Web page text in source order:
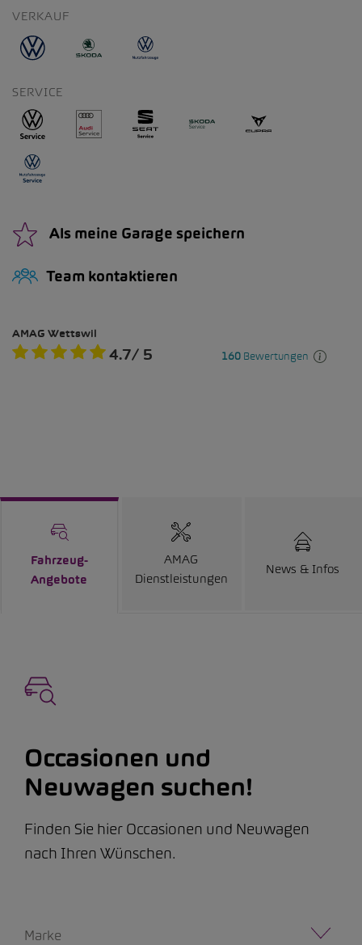
VERKAUF
SERVICE
Als meine Garage speichern
Team kontaktieren
Fahrzeug-
Angebote
AMAG
Dienstleistungen
News & Infos
Occasionen und
Neuwagen suchen!
Finden Sie hier Occasionen und Neuwagen
nach Ihren Wünschen.
Marke